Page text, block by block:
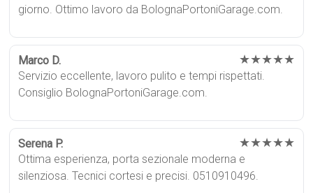
giorno. Ottimo lavoro da BolognaPortoniGarage.com.
Marco D. ★★★★★
Servizio eccellente, lavoro pulito e tempi rispettati.
Consiglio BolognaPortoniGarage.com.
Serena P. ★★★★★
Ottima esperienza, porta sezionale moderna e
silenziosa. Tecnici cortesi e precisi. 0510910496.